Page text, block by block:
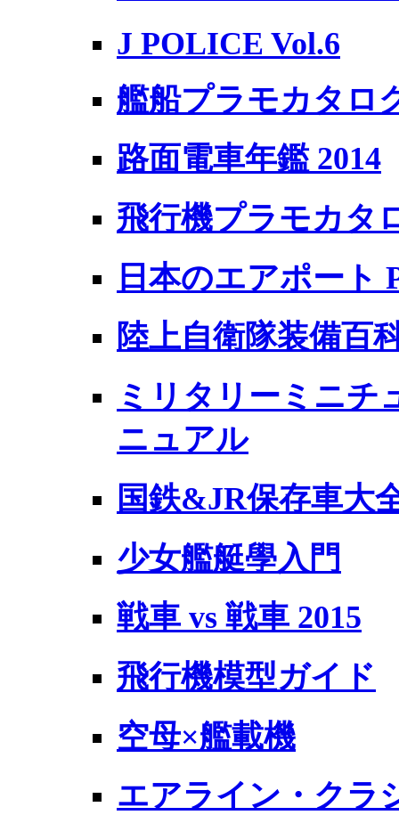
J POLICE Vol.6
艦船プラモカタロ
路面電車年鑑 2014
飛行機プラモカタ
日本のエアポート
陸上自衛隊装備百
ミリタリーミニチ
ニュアル
国鉄&JR保存車大
少女艦艇學入門
戦車 vs 戦車 2015
飛行機模型ガイド
空母×艦載機
エアライン・クラ